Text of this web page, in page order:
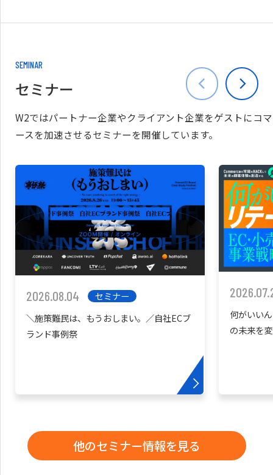
SEMINAR
セミナー
W2ではパートナー企業やクライアント企業をゲストにコマ
ースを加速させるセミナーを開催しています。
2026.08.04
セミナー
＼施策難民は、もうおしまい。／自社ECブ
ランド事例祭
何がいい
の未来を
他のセミナー情報を見る